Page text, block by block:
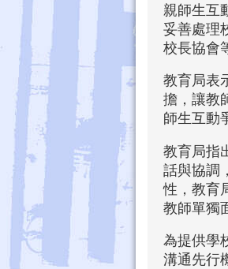
親師生互
妥善處理
校長協會
教育局表
擔，讓教
師生互動
教育局指
話與協調
性，教育
教師單獨
為提供學
溝通先行